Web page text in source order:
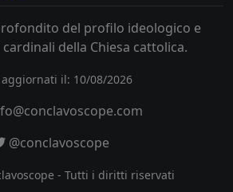
del profilo ideologico e
della Chiesa cattolica.
il: 10/08/2026
@conclavoscope
- Tutti i diritti riservati